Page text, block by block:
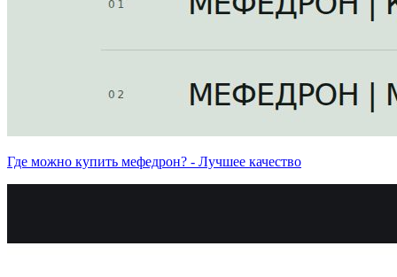
Где можно купить мефедрон? - Лучшее качество